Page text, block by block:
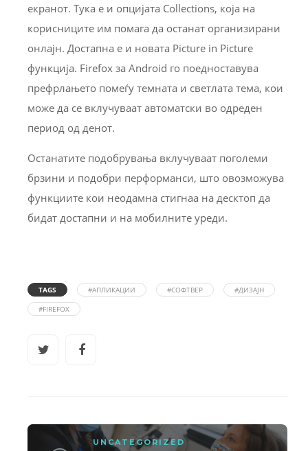
екранот. Тука е и опцијата Collections, која на
корисниците им помага да останат организирани
онлајн. Достапна е и новата Picture in Picture
функција. Firefox за Android го поедноставува
префрлањето помеѓу темната и светлата тема, кои
може да се вклучуваат автоматски во одреден
период од денот.
Останатите подобрувања вклучуваат поголеми
брзини и подобри перформанси, што овозможува
функциите кои неодамна стигнаа на десктоп да
бидат достапни и на мобилните уреди.
TAGS #АПЛИКАЦИИ #СОФТВЕР
#ДИЗАЈН
#FIREFOX
UNCATEGORIZED